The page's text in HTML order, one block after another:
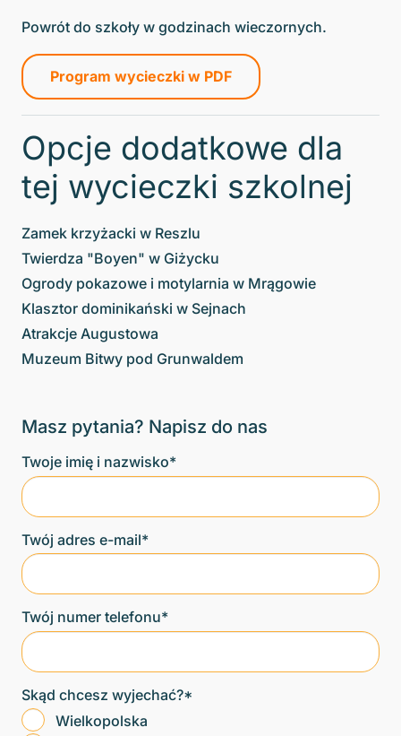
Powrót do szkoły w godzinach wieczornych.
Program wycieczki w PDF
Opcje dodatkowe dla
tej wycieczki szkolnej
Zamek krzyżacki w Reszlu
Twierdza "Boyen" w Giżycku
Ogrody pokazowe i motylarnia w Mrągowie
Klasztor dominikański w Sejnach
Atrakcje Augustowa
Muzeum Bitwy pod Grunwaldem
Masz pytania? Napisz do nas
Twoje imię i nazwisko*
Twój adres e-mail*
Twój numer telefonu*
Skąd chcesz wyjechać?*
Wielkopolska